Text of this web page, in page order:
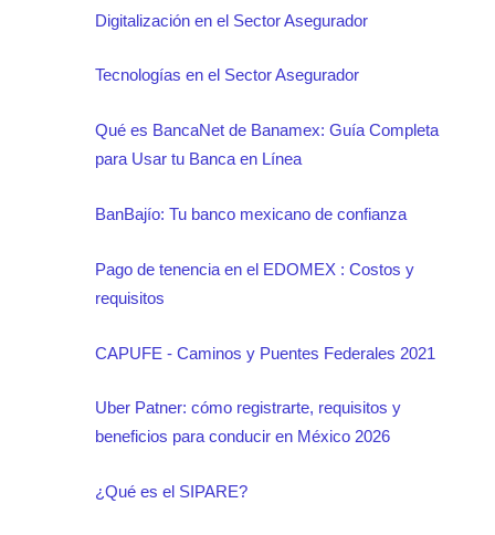
Digitalización en el Sector Asegurador
Tecnologías en el Sector Asegurador
Qué es BancaNet de Banamex: Guía Completa
para Usar tu Banca en Línea
BanBajío: Tu banco mexicano de confianza
Pago de tenencia en el EDOMEX : Costos y
requisitos
CAPUFE - Caminos y Puentes Federales 2021
Uber Patner: cómo registrarte, requisitos y
beneficios para conducir en México 2026
¿Qué es el SIPARE?